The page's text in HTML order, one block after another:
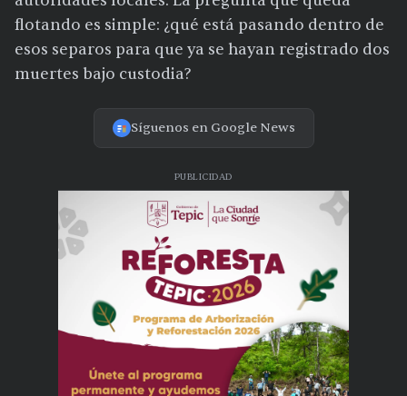
flotando es simple: ¿qué está pasando dentro de
esos separos para que ya se hayan registrado dos
muertes bajo custodia?
Síguenos en Google News
PUBLICIDAD